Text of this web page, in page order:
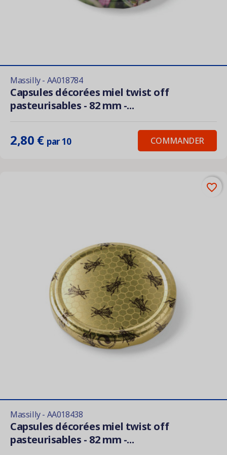
Massilly - AA018784
Capsules décorées miel twist off
pasteurisables - 82 mm -...
2,80 € par 10 COMMANDER
Massilly - AA018438
Capsules décorées miel twist off
pasteurisables - 82 mm -...
favorite_border